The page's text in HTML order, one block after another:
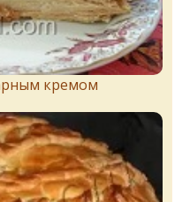
кремом